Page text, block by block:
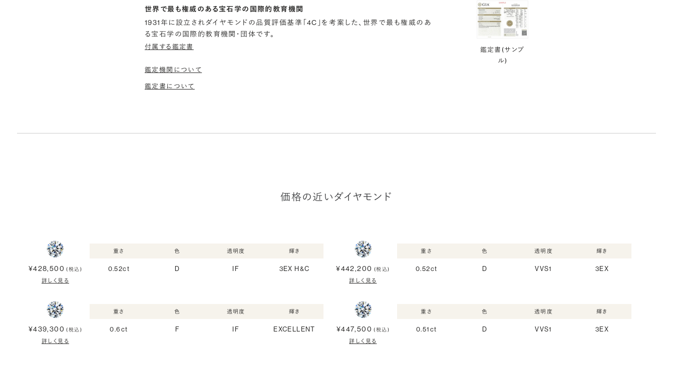
世界で最も権威のある宝石学の国際的教育機関
1931年に設立されダイヤモンドの品質評価基準「4C」を考案した、世界で最も権威のあ
る宝石学の国際的教育機関・団体です。
付属する鑑定書
鑑定機関について
鑑定書について
鑑定書(サンプ
ル)
価格の近いダイヤモンド
¥428,500 (税込)
詳しく見る
重さ
0.52ct
色
D
透明度
IF
輝き
3EX H&C ¥442,200 (税込)
詳しく見る
重さ
0.52ct
色
D
透明度
VVS1
輝き
3EX
¥439,300 (税込)
詳しく見る
重さ
0.6ct
色
F
透明度
IF
輝き
EXCELLENT ¥447,500 (税込)
詳しく見る
重さ
0.51ct
色
D
透明度
VVS1
輝き
3EX